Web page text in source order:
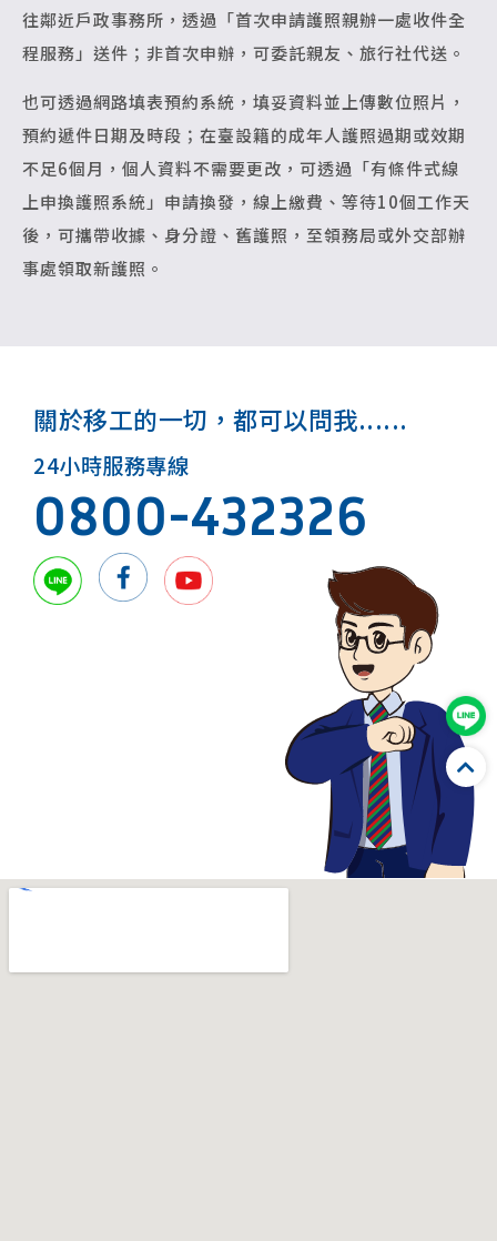
往鄰近戶政事務所，透過「首次申請護照親辦一處收件全
程服務」送件；非首次申辦，可委託親友、旅行社代送。
也可透過網路填表預約系統，填妥資料並上傳數位照片，
預約遞件日期及時段；在臺設籍的成年人護照過期或效期
不足6個月，個人資料不需要更改，可透過「有條件式線
上申換護照系統」申請換發，線上繳費、等待10個工作天
後，可攜帶收據、身分證、舊護照，至領務局或外交部辦
事處領取新護照。
關於移工的一切，都可以問我......
24小時服務專線
0800-432326